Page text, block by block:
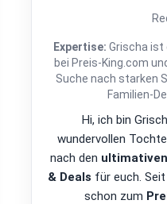
Expertise: Grischa ist
bei Preis-King.com
Suche nach starken
Familien-
Hi, ich bin
wundervollen
nach den
& Deals für euch. Seit
schon zum